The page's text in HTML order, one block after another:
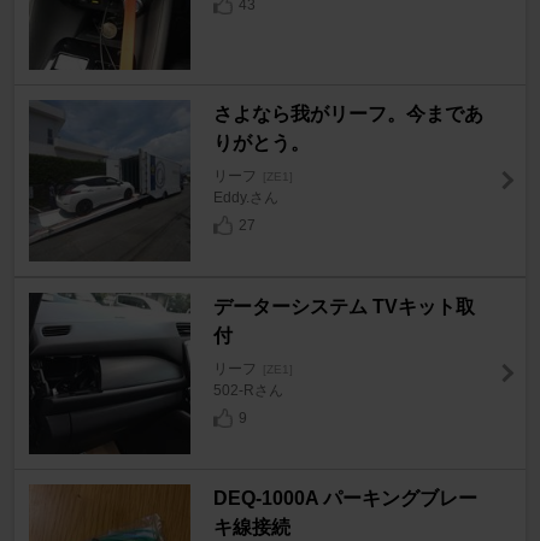
43
さよなら我がリーフ。今まであ
りがとう。
リーフ [ZE1]
Eddy.さん
27
データーシステム TVキット取
付
リーフ [ZE1]
502-Rさん
9
DEQ-1000A パーキングブレー
キ線接続